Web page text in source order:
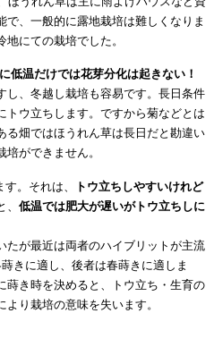
、一般的に露地栽培は難しくなりま
にての栽培でした。
低温だけでは花芽分化は起きない！
し、冬越し栽培も容易です。長日条件
トウ立ちします。ですから菊などとは
る畑ではほうれん草は長日だと勘違い
ができません。
。それは、
トウ立ちしやすいけれど
、 低温では肥大が遅いがトウ立ちしに
たが最近は両者のハイブリットが主流
きに適し、後者は春蒔きに適しま
蒔き時を決めると、トウ立ち・生育の
り栽培の意味を失います。